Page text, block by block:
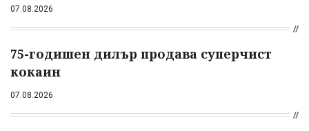
07.08.2026
75-годишен дилър продава суперчист
кокаин
07.08.2026